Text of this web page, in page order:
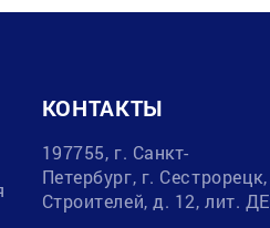
КОНТАКТЫ
197755, г. Санкт-
Петербург, г. Сестрорецк,
Строителей, д. 12, лит. ДЕ